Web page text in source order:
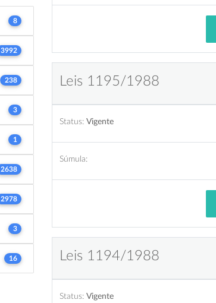
8
3992
238
3
1
2638
2978
3
16
Leis 1195/1988
Status: Vigente
Súmula:
Leis 1194/1988
Status: Vigente